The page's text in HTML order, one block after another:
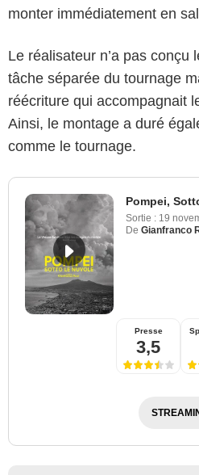
monter immédiatement en
Le réalisateur n’a pas conçu
tâche séparée du tournage
réécriture qui accompagnait
Ainsi, le montage a duré
comme le tournage.
Pompei,
Sortie : 19
De Gianfranco
Presse
3,5